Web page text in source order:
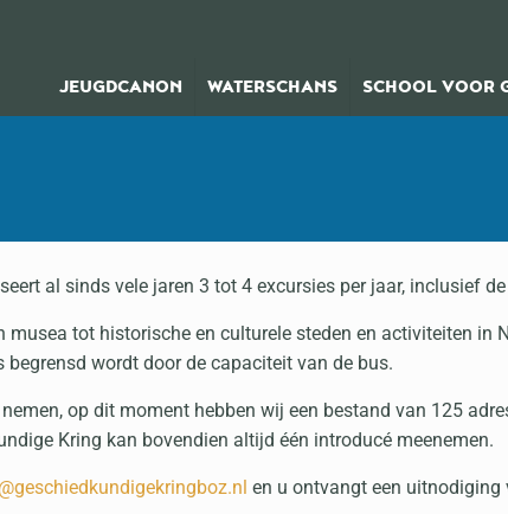
JEUGDCANON WATERSCHANS SCHOOL VOOR
al sinds vele jaren 3 tot 4 excursies per jaar, inclusief
tot historische en culturele steden en activiteiten in
wordt door de capaciteit van de bus.
op dit moment hebben wij een bestand van 125
Kring kan bovendien altijd één introducé meenemen.
en u ontvangt een uitnodiging